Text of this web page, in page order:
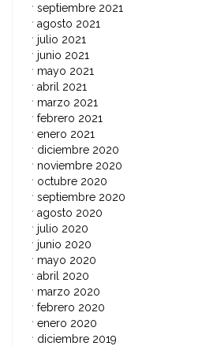
septiembre 2021
agosto 2021
julio 2021
junio 2021
mayo 2021
abril 2021
marzo 2021
febrero 2021
enero 2021
diciembre 2020
noviembre 2020
octubre 2020
septiembre 2020
agosto 2020
julio 2020
junio 2020
mayo 2020
abril 2020
marzo 2020
febrero 2020
enero 2020
diciembre 2019